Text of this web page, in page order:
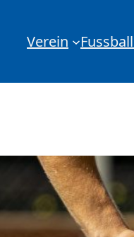
Verein Fussball